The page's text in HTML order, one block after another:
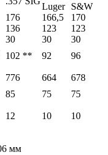
Luger
S&W
176 166,5
170
136 123
123
30 30
30
102 ** 92
96
776 664
678
85 75
75
12 10 10
мм